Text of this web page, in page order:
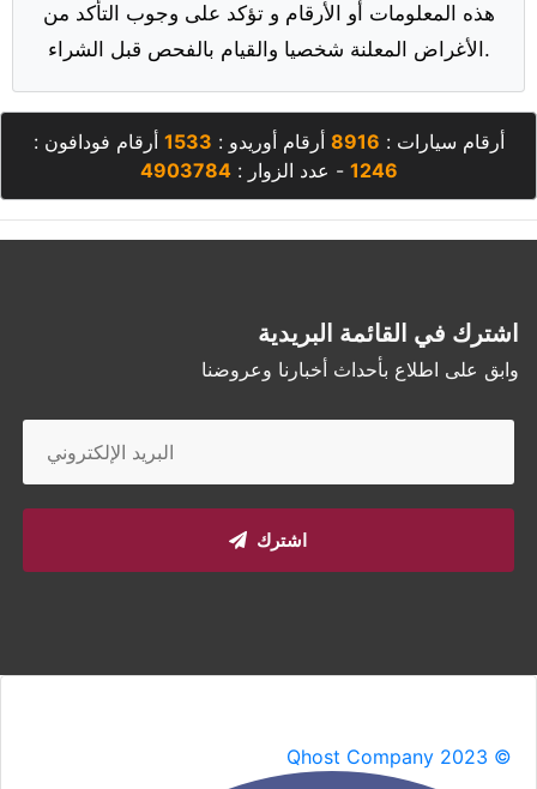
هذه المعلومات أو الأرقام و تؤكد على وجوب التأكد من
الأغراض المعلنة شخصيا والقيام بالفحص قبل الشراء.
أرقام سيارات : 8916 أرقام أوريدو : 1533 أرقام فودافون :
1246 - عدد الزوار :4903784
اشترك في القائمة البريدية
وابق على اطلاع بأحداث أخبارنا وعروضنا
اشترك
Qhost Company 2023 ©